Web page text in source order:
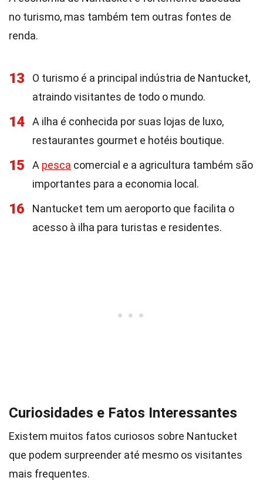
no turismo, mas também tem outras fontes de
renda.
13
O turismo é a principal indústria de Nantucket,
atraindo visitantes de todo o mundo.
14
A ilha é conhecida por suas lojas de luxo,
restaurantes gourmet e hotéis boutique.
15 A pesca comercial e a agricultura também são
importantes para a economia local.
16
Nantucket tem um aeroporto que facilita o
acesso à ilha para turistas e residentes.
Curiosidades e Fatos Interessantes
Existem muitos fatos curiosos sobre Nantucket
que podem surpreender até mesmo os visitantes
mais frequentes.